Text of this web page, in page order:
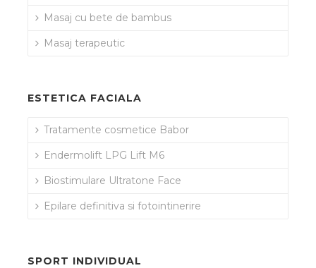
Masaj cu bete de bambus
Masaj terapeutic
ESTETICA FACIALA
Tratamente cosmetice Babor
Endermolift LPG Lift M6
Biostimulare Ultratone Face
Epilare definitiva si fotointinerire
SPORT INDIVIDUAL